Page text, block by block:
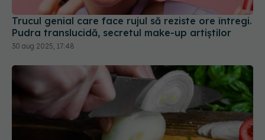
Trucul genial care face rujul să reziste ore întregi.
Pudra translucidă, secretul make-up artiștilor
30 aug 2025, 17:48